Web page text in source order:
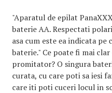
"Aparatul de epilat
baterie AA. Respectati
asa cum este ea indicata pe
baterie." Ce poate fi mai
promitator? O singura
curata, cu care poti sa iesi
care iti poti cuceri locul in